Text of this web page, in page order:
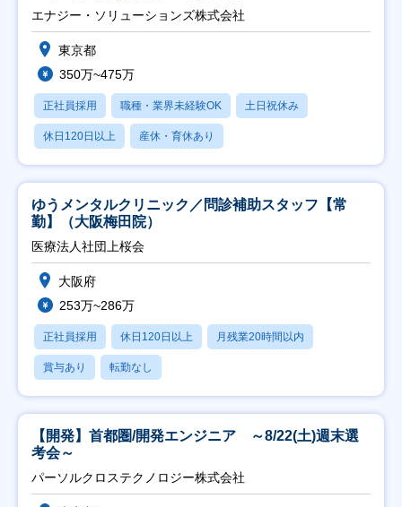
エナジー・ソリューションズ株式会社
東京都
350万~475万
正社員採用 職種・業界未経験OK 土日祝休み
休日120日以上 産休・育休あり
ゆうメンタルクリニック／問診補助スタッフ【常
勤】（大阪梅田院）
医療法人社団上桜会
大阪府
253万~286万
正社員採用 休日120日以上 月残業20時間以内
賞与あり 転勤なし
【開発】首都圏/開発エンジニア ～8/22(土)週末選
考会～
パーソルクロステクノロジー株式会社